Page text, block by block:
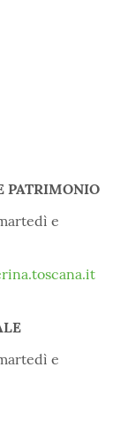
PATRIMONIO
e
e